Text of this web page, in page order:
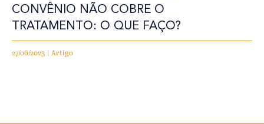
CONVÊNIO NÃO COBRE O
TRATAMENTO: O QUE FAÇO?
27/06/2023 | Artigo